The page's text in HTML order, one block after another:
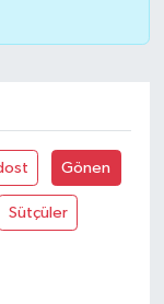
Gönen
Sütçüler